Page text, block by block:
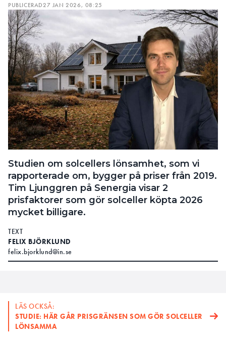
PUBLICERAD27 JAN 2026, 08:25
Studien om solcellers lönsamhet, som vi
rapporterade om, bygger på priser från 2019.
Tim Ljunggren på Senergia visar 2
prisfaktorer som gör solceller köpta 2026
mycket billigare.
TEXT
FELIX BJÖRKLUND
felix.bjorklund@in.se
LÄS OCKSÅ:
STUDIE: HÄR GÅR PRISGRÄNSEN SOM GÖR SOLCELLER
LÖNSAMMA